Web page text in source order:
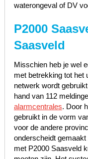
waterongeval of DV
P2000
Saasveld
Misschien heb je wel
met betrekking tot het
netwerk wordt
hand van 112
alarmcentrales. Door
gebruikt in de vorm
voor de andere
onderscheidt
met P2000 Saasveld